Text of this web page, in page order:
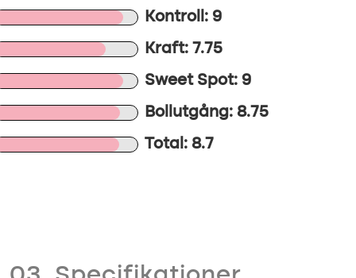
Kontroll: 9
Kraft: 7.75
Sweet Spot: 9
Bollutgång: 8.75
Total: 8.7